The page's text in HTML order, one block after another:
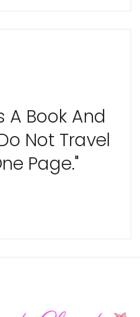
A Book And
Not Travel
Page."